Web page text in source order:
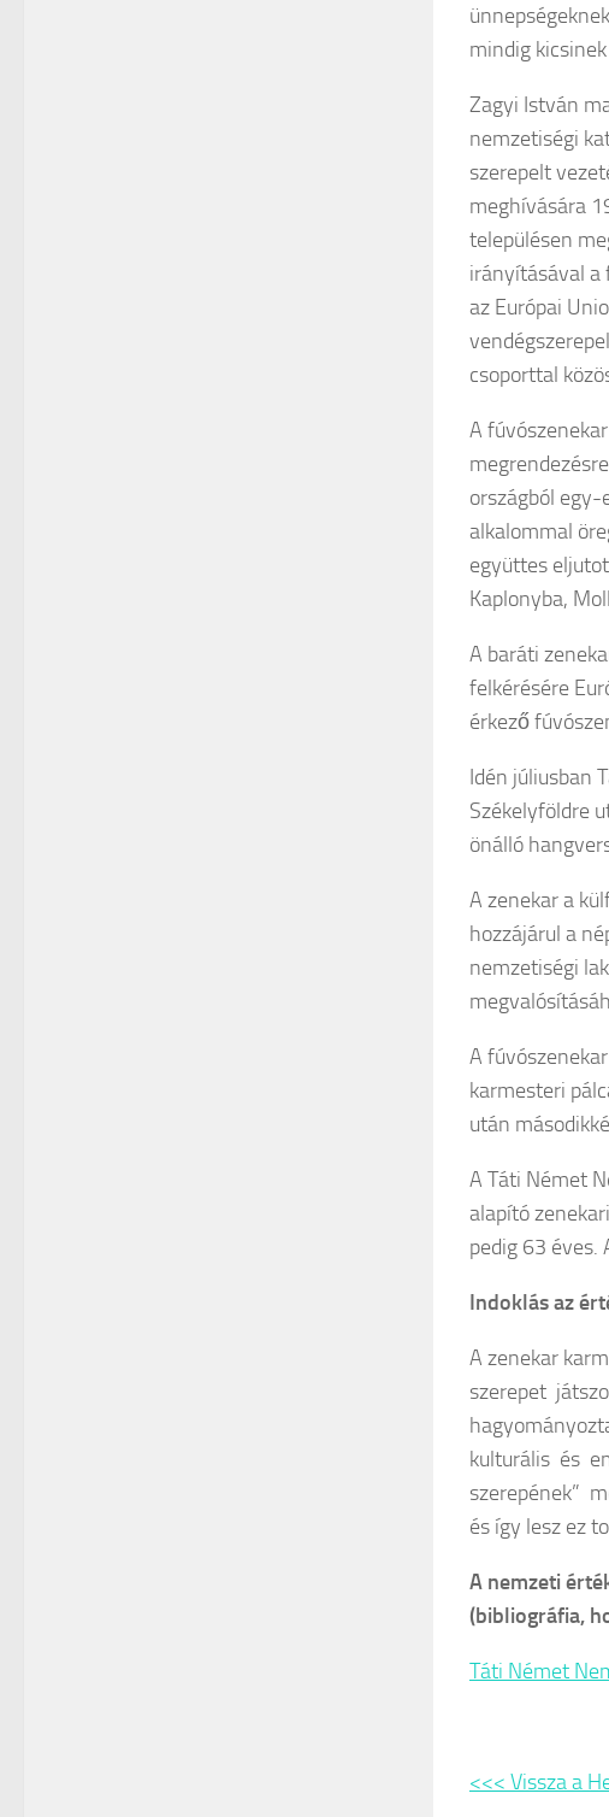
mindig
Zagyi István
nemzetiségi
szerepelt
meghívására
településen
irányításával a
az Európai
csoporttal
A
országból
alkalommal
együttes
Kaplonyba,
A baráti
felkérésére
érkező
Idén júliusban
Székelyföldre
önálló
A zenekar a
hozzájárul a
nemzetiségi
A
karmesteri
után
A Táti Német
alapító
pedig 63 éves.
Indoklás az
A zenekar
szerepet
kulturális és
szerepének”
és így lesz ez
A nemzeti
(bibliográfia,
Táti Német
<<< Vissza a